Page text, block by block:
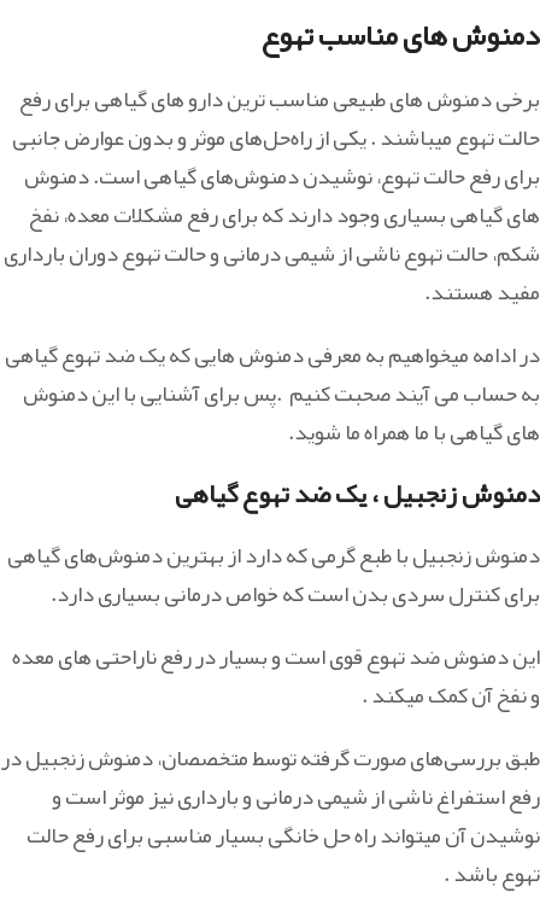
دمنوش های مناسب تهوع
برخی دمنوش های طبیعی مناسب ترین دارو های گیاهی برای رفع
حالت تهوع میباشند . یکی از راه‌حل‌های موثر و بدون عوارض جانبی
برای رفع حالت تهوع، نوشیدن دمنوش‌های گیاهی است. دمنوش
‎های گیاهی بسیاری وجود دارند که برای رفع مشکلات معده، نفخ
شکم، حالت تهوع ناشی از شیمی درمانی و حالت تهوع دوران بارداری
مفید هستند.
در ادامه میخواهیم به معرفی دمنوش هایی که یک ضد تهوع گیاهی
به حساب می آیند صحبت کنیم .پس برای آشنایی با این دمنوش
های گیاهی با ما همراه ما شوید.
دمنوش زنجبیل ، یک ضد تهوع گیاهی
دمنوش زنجبیل با طبع گرمی که دارد از بهترین دمنوش‌های گیاهی
برای کنترل سردی بدن است که خواص درمانی بسیاری دارد.
این دمنوش ضد تهوع قوی است و بسیار در رفع ناراحتی های معده
و نفخ آن کمک میکند .
طبق بررسی‌های صورت گرفته توسط متخصصان، دمنوش زنجبیل در
رفع استفراغ ناشی از شیمی درمانی و بارداری نیز موثر است و
نوشیدن آن میتواند راه حل خانگی بسیار مناسبی برای رفع حالت
تهوع باشد .